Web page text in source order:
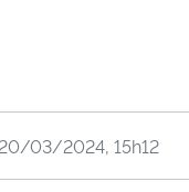
20/03/2024, 15h12